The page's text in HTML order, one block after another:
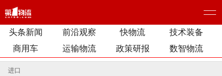
头条新闻 前沿观察 快物流
技术装备
商用车
运输物流 政策研报 数智物流
进口